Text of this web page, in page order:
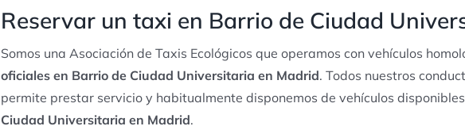
Reservar un taxi en Barrio de Ciudad
Somos una Asociación de Taxis Ecológicos que operamos con vehículos
oficiales en Barrio de Ciudad Universitaria en Madrid. Todos nuestros
permite prestar servicio y habitualmente disponemos de vehículos
Ciudad Universitaria en Madrid.